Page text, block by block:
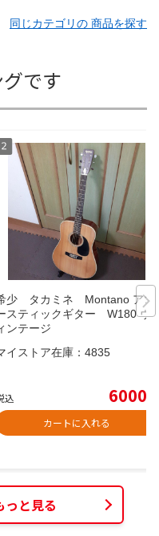
同じカテゴリの 商品を探す
です
少 タカミネ Montano アコ
スティックギター W180 ヴ
ンテージ
イストア在庫： 4835
込 6000
カートに入れる
っと見る